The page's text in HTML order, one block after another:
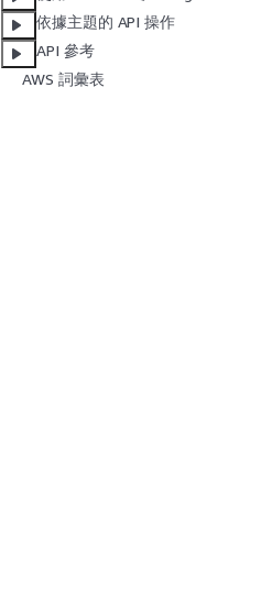
依據主題的 API 操作
API 參考
AWS 詞彙表